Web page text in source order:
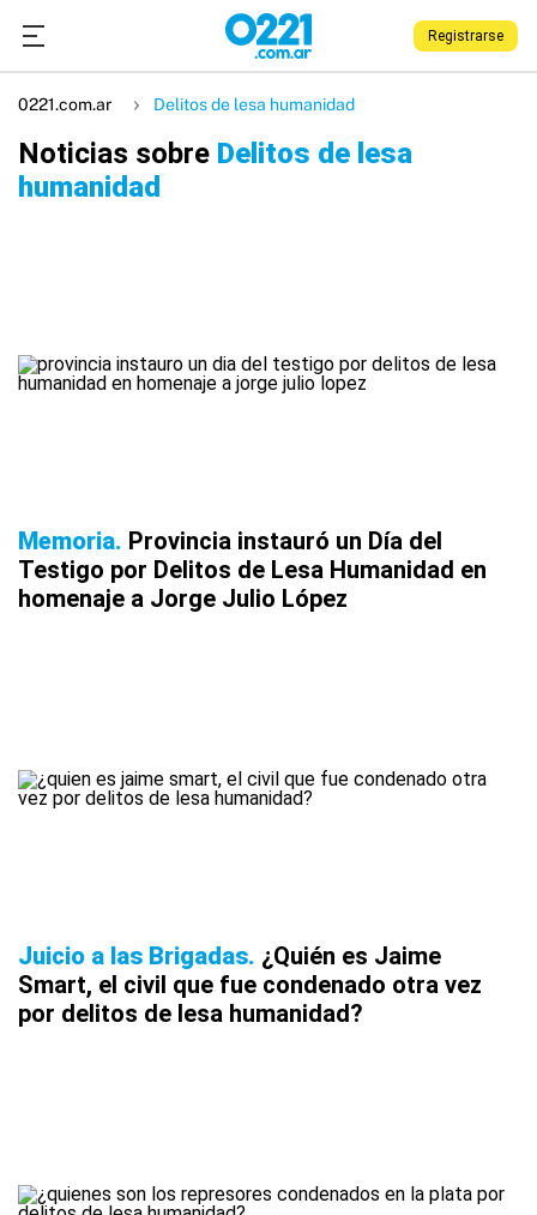
Registrarse
0221.com.ar Delitos de lesa humanidad
Noticias sobre Delitos de lesa
humanidad
Memoria Provincia instauró un Día del
Testigo por Delitos de Lesa Humanidad en
homenaje a Jorge Julio López
Juicio a las Brigadas ¿Quién es Jaime
Smart, el civil que fue condenado otra vez
por delitos de lesa humanidad?